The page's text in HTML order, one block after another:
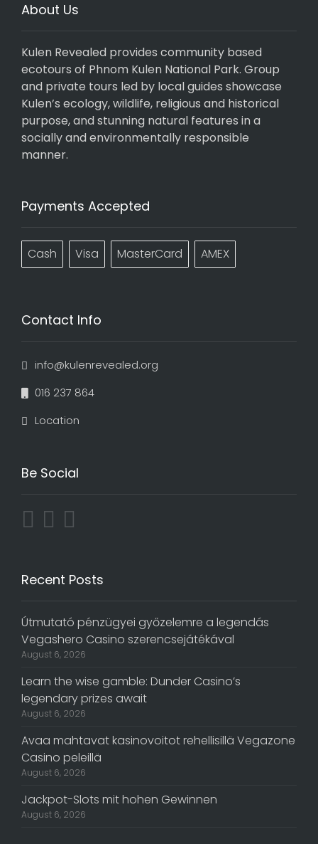
About Us
Kulen Revealed provides community based
ecotours of Phnom Kulen National Park. Group
and private tours led by local guides showcase
Kulen’s ecology, wildlife, religious and historical
purpose, and stunning natural features in a
socially and environmentally responsible
manner.
Payments Accepted
Cash Visa MasterCard AMEX
Contact Info
info@kulenrevealed.org
016 237 864
Location
Be Social
Recent Posts
Útmutató pénzügyei győzelemre a legendás
Vegashero Casino szerencsejátékával
August 6, 2026
Learn the wise gamble: Dunder Casino’s
legendary prizes await
August 6, 2026
Avaa mahtavat kasinovoitot rehellisillä Vegazone
Casino peleillä
August 6, 2026
Jackpot-Slots mit hohen Gewinnen
August 6, 2026